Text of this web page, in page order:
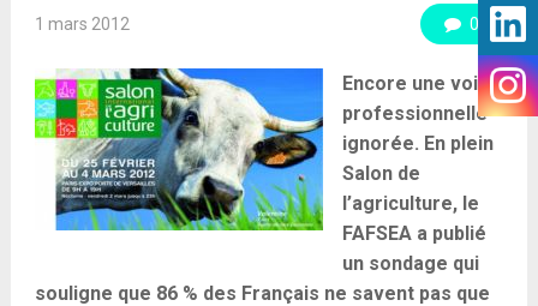
1 mars 2012 0
Encore une voie
professionnelle
ignorée. En plein
Salon de
l’agriculture, le
FAFSEA a publié
un sondage qui
souligne que 86 % des Français ne savent pas que